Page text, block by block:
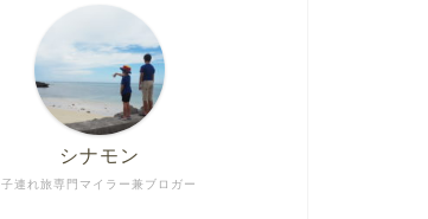
子連れ旅専門マイラー兼ブロガー
シナモン